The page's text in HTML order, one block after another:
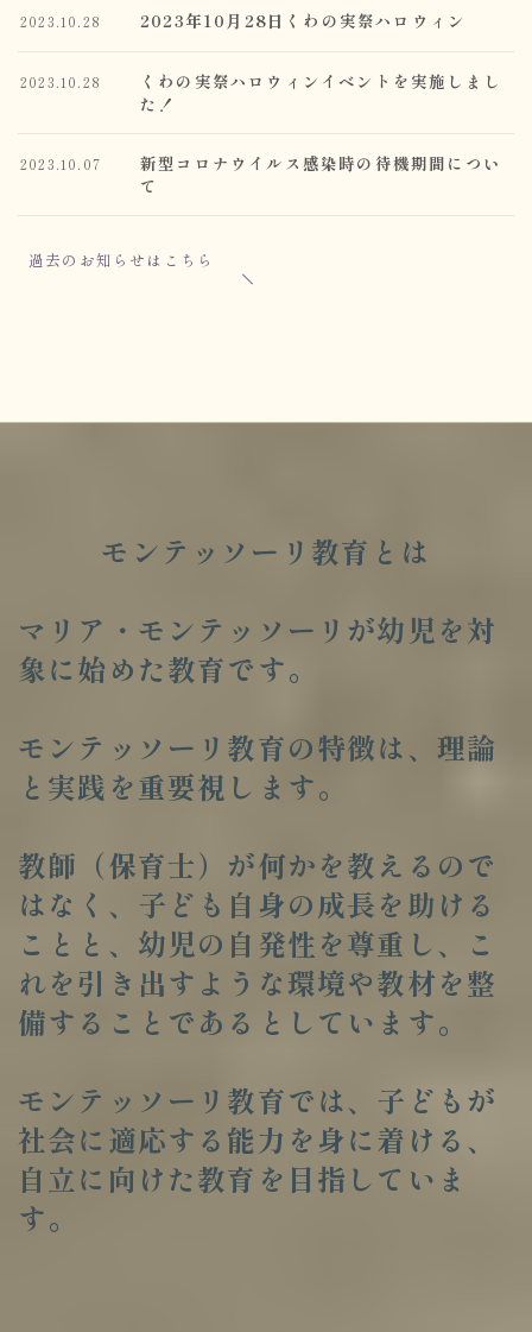
2023年10月28日くわの実祭ハロウィン
2023.10.28
くわの実祭ハロウィンイベントを実施しまし
た！
2023.10.28
新型コロナウイルス感染時の待機期間につい
て
2023.10.07
過去のお知らせはこちら
モンテッソーリ教育とは
マリア・モンテッソーリが幼児を対
象に始めた教育です。
モンテッソーリ教育の特徴は、理論
と実践を重要視します。
教師（保育士）が何かを教えるので
はなく、子ども自身の成長を助ける
ことと、幼児の自発性を尊重し、こ
れを引き出すような環境や教材を整
備することであるとしています。
モンテッソーリ教育では、子どもが
社会に適応する能力を身に着ける、
自立に向けた教育を目指していま
す。